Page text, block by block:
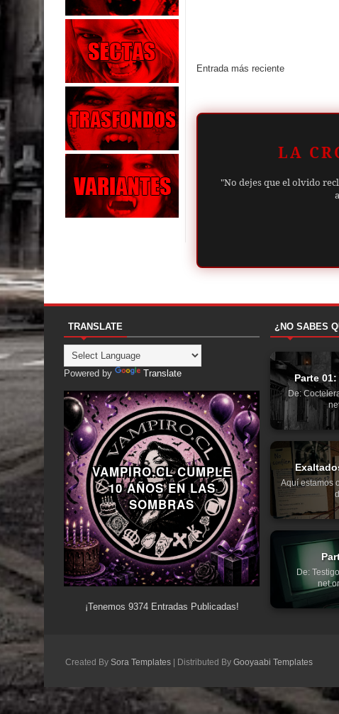
Entrada más reciente
LA
"No dejes que el olvido
TRANSLATE
Powered by Translate
VAMPIRO.CL CUMPLE
10 AÑOS EN LAS
SOMBRAS
¡Tenemos 9374Entradas Publicadas!
¿NO SABES
Parte
De:
Aquí estamos
De:
Created By Sora Templates | Distributed By Gooyaabi Templates